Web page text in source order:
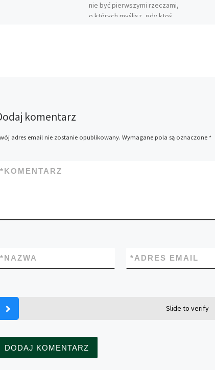
nie być pierwszymi rzeczami,
o których myślisz, gdy ktoś
komentarz
adres email nie zostanie opublikowany. Wymagane pola są oznaczone *
KOMENTARZ
*
NAZWA
* ADRES EMAIL
*
Slide to verify